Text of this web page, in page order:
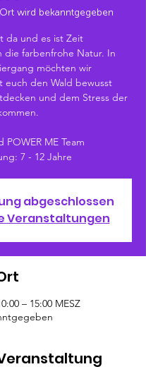
Ort wird bekanntgegeben
da und es ist Zeit
die farbenfrohe Natur. In
möchten wir
euch den Wald bewusst
und dem Stress der
ME Team
7 - 12 Jahre
abgeschlossen
Veranstaltungen
– 15:00 MESZ